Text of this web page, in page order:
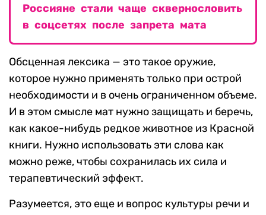
Россияне стали чаще сквернословить
в соцсетях после запрета мата
Обсценная лексика — это такое оружие,
которое нужно применять только при острой
необходимости и в очень ограниченном объеме.
И в этом смысле мат нужно защищать и беречь,
как какое-нибудь редкое животное из Красной
книги. Нужно использовать эти слова как
можно реже, чтобы сохранилась их сила и
терапевтический эффект.
Разумеется, это еще и вопрос культуры речи и